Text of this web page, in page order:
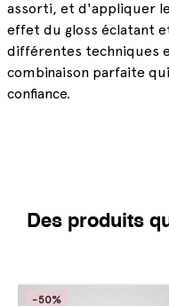
assorti, et d'appliquer
effet du gloss éclatant
différentes techniques
combinaison parfaite
confiance.
Des produits
-50%